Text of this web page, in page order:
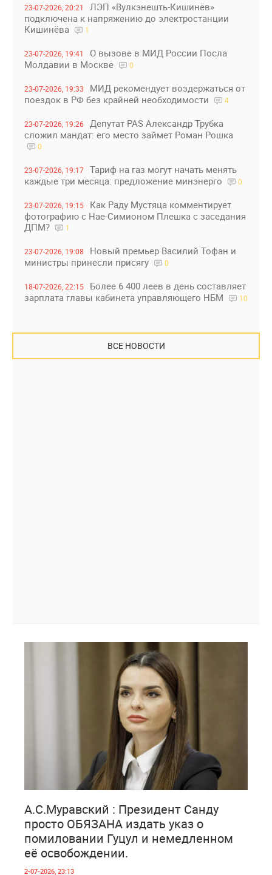
23-07-2026, 20:21
ЛЭП «Вулкэнешть-Кишинёв»
подключена к напряжению до электростанции
Кишинёва
1
23-07-2026, 19:41
О вызове в МИД России Посла
Молдавии в Москве
0
23-07-2026, 19:33
МИД рекомендует воздержаться от
поездок в РФ без крайней необходимости
4
23-07-2026, 19:26
Депутат PAS Александр Трубка
сложил мандат: его место займет Роман Рошка
0
23-07-2026, 19:17
Тариф на газ могут начать менять
каждые три месяца: предложение минэнерго
0
23-07-2026, 19:15
Как Раду Мустяца комментирует
фотографию с Нае-Симионом Плешка с заседания
ДПМ?
1
23-07-2026, 19:08
Новый премьер Василий Тофан и
министры принесли присягу
0
18-07-2026, 22:15
Более 6 400 леев в день составляет
зарплата главы кабинета управляющего НБМ
10
ВСЕ НОВОСТИ
А.С.Муравский : Президент Санду
просто ОБЯЗАНА издать указ о
помиловании Гуцул и немедленном
её освобождении.
2-07-2026, 23:13